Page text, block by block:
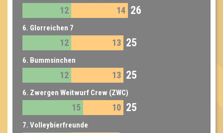
12 14 26
6. Glorreichen 7
12 13 25
6. Bummsinchen
12 13 25
6. Zwergen Weitwurf Crew (ZWC)
15 10 25
7. Volleybierfreunde